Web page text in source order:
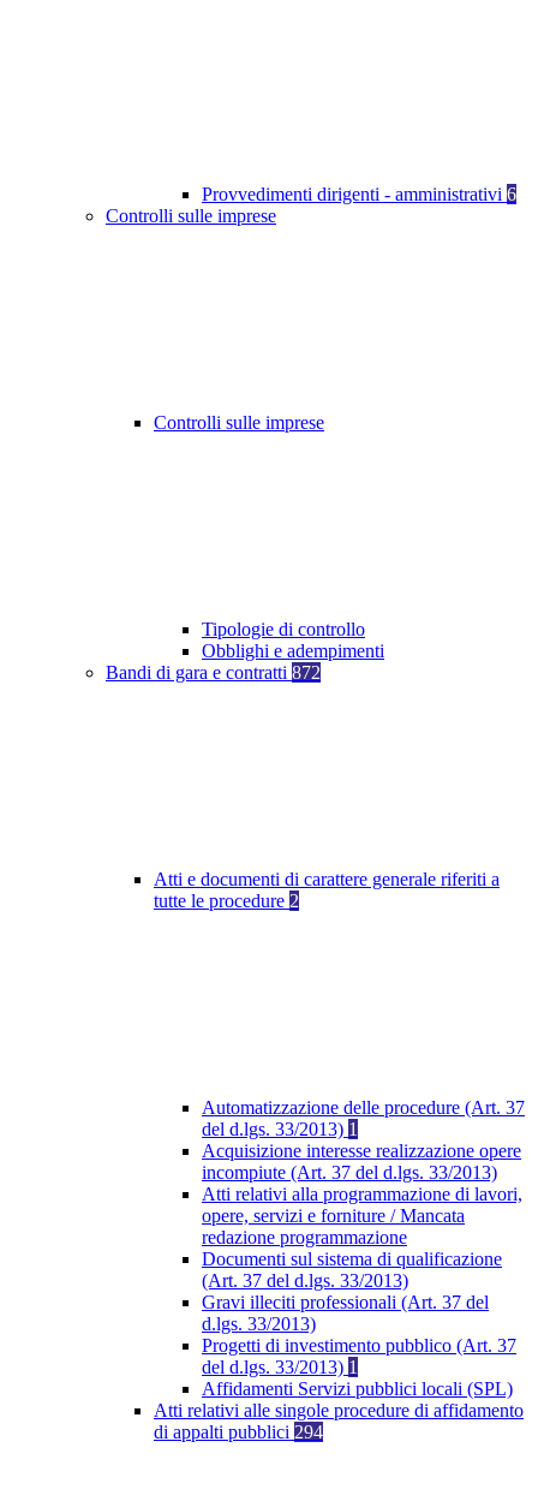
Provvedimenti dirigenti - amministrativi 6
Controlli sulle imprese
Controlli sulle imprese
Tipologie di controllo
Obblighi e adempimenti
Bandi di gara e contratti 872
Atti e documenti di carattere generale riferiti a
tutte le procedure 2
Automatizzazione delle procedure (Art. 37
del d.lgs. 33/2013) 1
Acquisizione interesse realizzazione opere
incompiute (Art. 37 del d.lgs. 33/2013)
Atti relativi alla programmazione di lavori,
opere, servizi e forniture / Mancata
redazione programmazione
Documenti sul sistema di qualificazione
(Art. 37 del d.lgs. 33/2013)
Gravi illeciti professionali (Art. 37 del
d.lgs. 33/2013)
Progetti di investimento pubblico (Art. 37
del d.lgs. 33/2013) 1
Affidamenti Servizi pubblici locali (SPL)
Atti relativi alle singole procedure di affidamento
di appalti pubblici 294